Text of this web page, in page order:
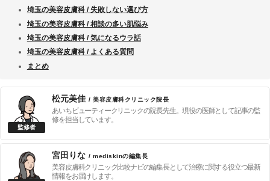
埼玉の美容皮膚科 / 失敗しない選び方
埼玉の美容皮膚科 / 相談の多い肌悩み
埼玉の美容皮膚科 / 気になるウラ話
埼玉の美容皮膚科 / よくある質問
まとめ
松元美佳 / 美容皮膚科クリニック院長
あいちビューティークリニックの院長先生。現役の医師として記事の監
修を担当しています。
宮田りな / mediskinの編集長
美容皮膚科クリニック比較ナビの編集長として治療に関する役立つ最新
情報をお届けします。